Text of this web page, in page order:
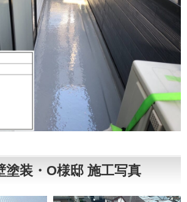
塗装・O様邸 施工写真